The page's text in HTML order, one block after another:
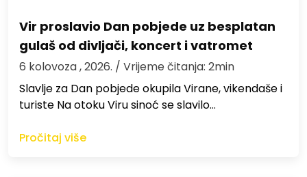
Vir proslavio Dan pobjede uz besplatan
gulaš od divljači, koncert i vatromet
6 kolovoza , 2026. / Vrijeme čitanja: 2min
Slavlje za Dan pobjede okupila Virane, vikendaše i
turiste Na otoku Viru sinoć se slavilo…
Pročitaj više